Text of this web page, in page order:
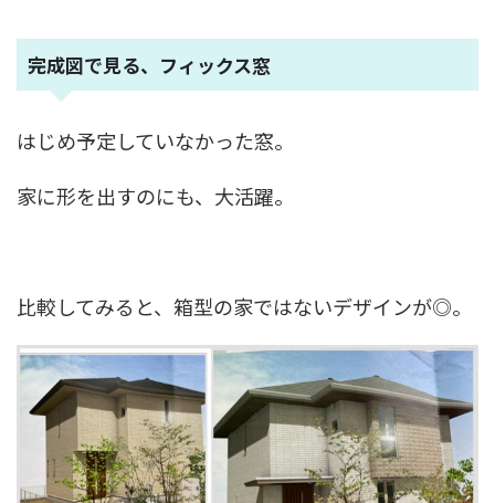
完成図で見る、フィックス窓
はじめ予定していなかった窓。
家に形を出すのにも、大活躍。
比較してみると、箱型の家ではないデザインが◎。